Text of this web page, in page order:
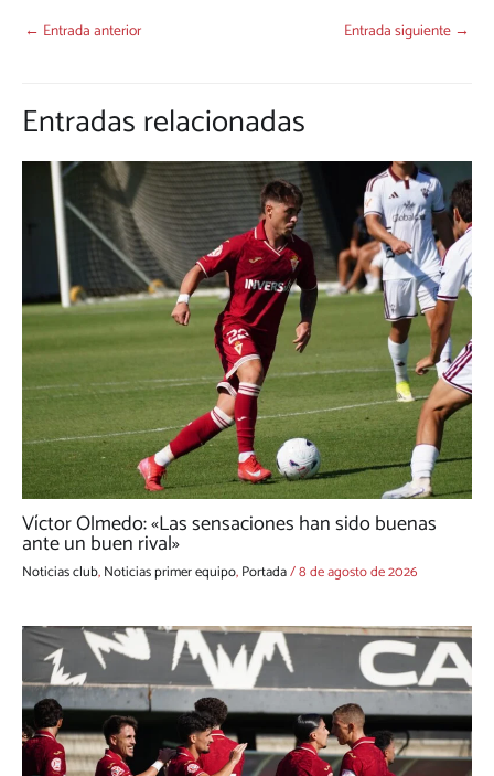
← Entrada anterior Entrada siguiente →
Entradas relacionadas
Víctor Olmedo: «Las sensaciones han sido buenas
ante un buen rival»
Noticias club,Noticias primer equipo,Portada/8 de agosto de 2026